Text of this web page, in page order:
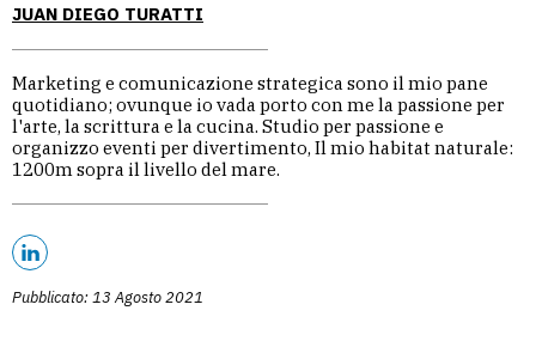
JUAN DIEGO TURATTI
Marketing e comunicazione strategica sono il mio pane
quotidiano; ovunque io vada porto con me la passione per
l'arte, la scrittura e la cucina. Studio per passione e
organizzo eventi per divertimento, Il mio habitat naturale:
1200m sopra il livello del mare.
Pubblicato: 13 Agosto 2021